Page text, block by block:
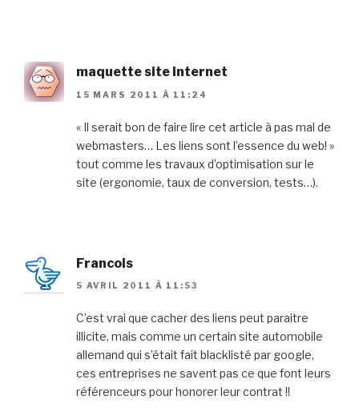
maquette site internet
15 MARS 2011 À 11:24
« Il serait bon de faire lire cet article à pas mal de
webmasters… Les liens sont l’essence du web! »
tout comme les travaux d’optimisation sur le
site (ergonomie, taux de conversion, tests…).
Francois
5 AVRIL 2011 À 11:53
C’est vrai que cacher des liens peut paraitre
illicite, mais comme un certain site automobile
allemand qui s’était fait blacklisté par google,
ces entreprises ne savent pas ce que font leurs
référenceurs pour honorer leur contrat !!